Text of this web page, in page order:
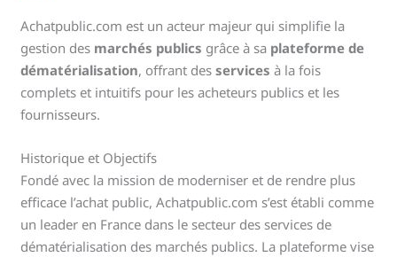
Achatpublic.com est un acteur majeur qui simplifie la
gestion des marchés publics grâce à sa plateforme de
dématérialisation, offrant desservices à la fois
complets et intuitifs pour les acheteurs publics et les
fournisseurs.
Historique et Objectifs
Fondé avec la mission de moderniser et de rendre plus
efficace l’achat public, Achatpublic.com s’est établi comme
un leader en France dans le secteur des services de
dématérialisation des marchés publics. La plateforme vise